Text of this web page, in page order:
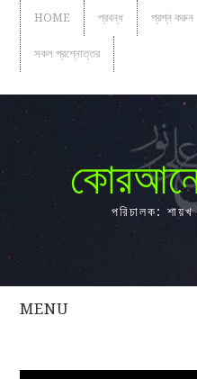
HOME প্রবন্ধ প্রশ্ন করুন
সকল প্রশ্নোত্তর
পরিচালক: শায়খ
MENU
সকল